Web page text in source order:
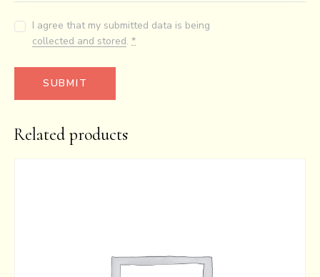
I agree that my submitted data is being
collected and stored.*
Related products